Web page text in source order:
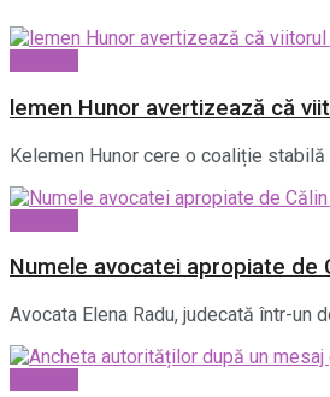
lemen Hunor avertizează că
Kelemen Hunor cere o coaliție
Numele avocatei apropiate de
Avocata Elena Radu, judecată într-un